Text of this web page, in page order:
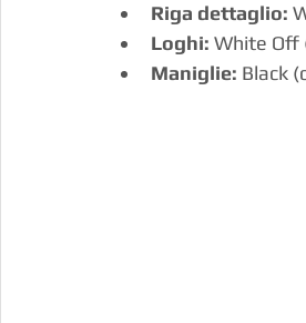
Riga dettaglio:
Loghi: White Off
Maniglie: Black